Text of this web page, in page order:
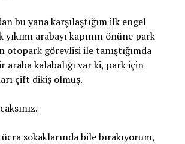
bu yana karşılaştığım ilk engel
arabayı kapının önüne park
otopark görevlisi ile tanıştığımda
araba kalabalığı var ki, park için
çift dikiş olmuş.
sokaklarında bile bırakıyorum,